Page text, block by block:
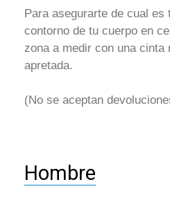
Para asegurarte de cual es
contorno de tu cuerpo en
zona a medir con una cinta
apretada.
(No se aceptan
Hombre